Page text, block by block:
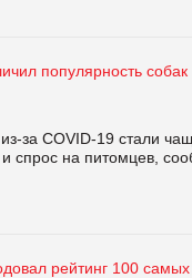
популярность
за COVID-19 стали
спрос на питомцев,
рейтинг 100